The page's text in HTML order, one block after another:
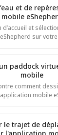
appuyez sur
sur votre
adresse e-mail et
et de
mobile
et sélectionner
sur
paddock
mobile
comment
mobile
de
appuyez sur
le trajet de